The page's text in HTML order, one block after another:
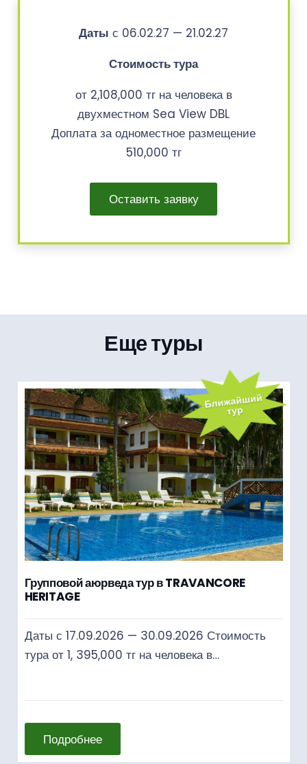
Даты с 06.02.27 — 21.02.27
Стоимость тура
от 2,108,000 тг на человека в
двухместном Sea View DBL
Доплата за одноместное размещение
510,000 тг
Оставить заявку
Еще туры
Групповой аюрведа тур в TRAVANCORE
HERITAGE
Даты с 17.09.2026 — 30.09.2026 Стоимость
тура от 1, 395,000 тг на человека в…
Подробнее
Ближайший
тур